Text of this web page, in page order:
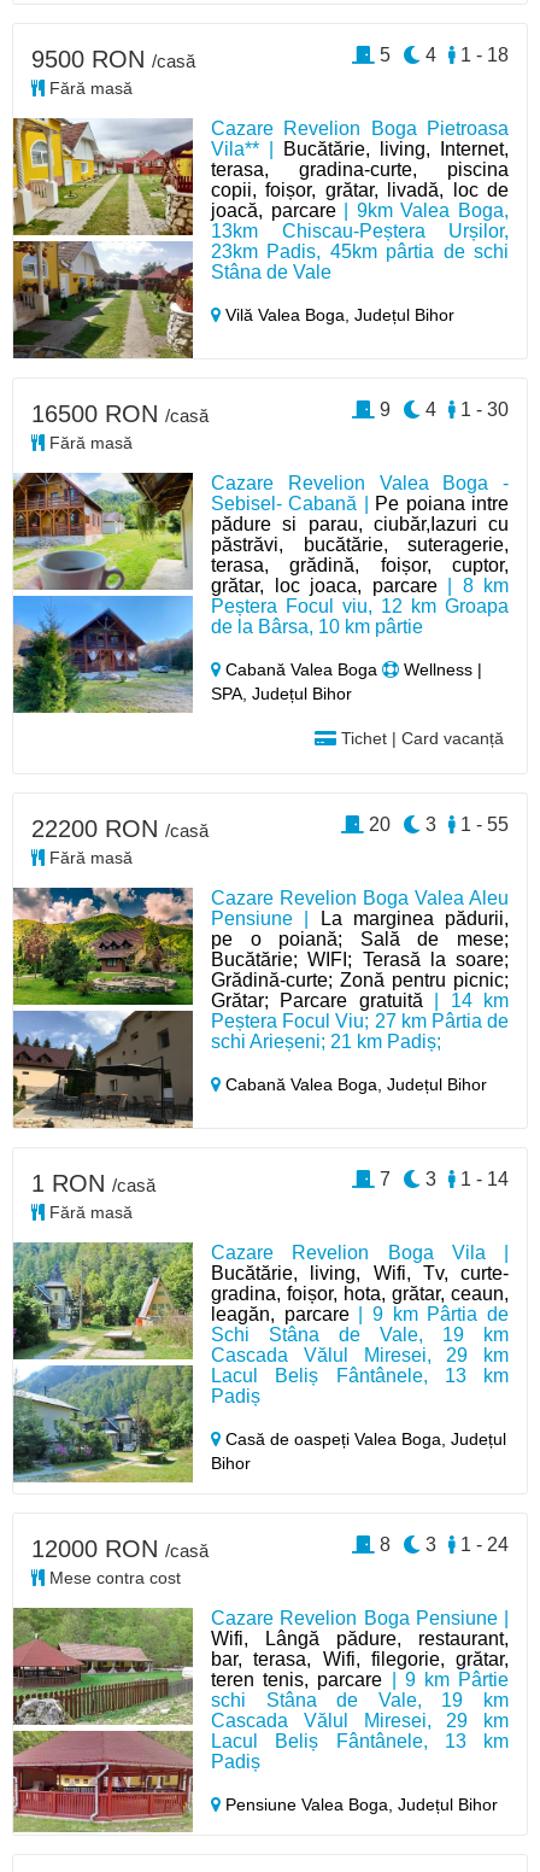
Cazare Revelion Boga Pietroasa
Vila** |
Bucătărie, living, Internet,
terasa, gradina-curte, piscina
copii, foișor, grătar, livadă, loc de
joacă, parcare| 9km Valea Boga,
13km Chiscau-Peștera Urșilor,
23km Padis, 45km pârtia de schi
Stâna de Vale
Vilă Valea Boga,Județul Bihor
9500 RON /casă
Fără masă
1 - 18
4
5
Cazare Revelion Valea Boga -
Sebisel- Cabană |
Pe poiana intre
pădure si parau, ciubăr,Iazuri cu
păstrăvi, bucătărie, suteragerie,
terasa, grădină, foișor, cuptor,
grătar, loc joaca, parcare| 8 km
Peștera Focul viu, 12 km Groapa
de la Bârsa, 10 km pârtie
Cabană Valea Boga
Wellness |
SPA, Județul Bihor
Tichet | Card vacanță
16500 RON /casă
Fără masă
1 - 30
4
9
Cazare Revelion Boga Valea Aleu
Pensiune |
La marginea pădurii,
pe o poiană; Sală de mese;
Bucătărie; WIFI; Terasă la soare;
Grădină-curte; Zonă pentru picnic;
Grătar; Parcare gratuită | 14 km
Peștera Focul Viu; 27 km Pârtia de
schi Arieșeni; 21 km Padiș;
Cabană Valea Boga,Județul Bihor
22200 RON /casă
Fără masă
1 - 55
3
20
Cazare Revelion Boga Vila |
Bucătărie, living, Wifi, Tv, curte-
gradina, foișor, hota, grătar, ceaun,
leagăn, parcare| 9 km Pârtia de
Schi Stâna de Vale, 19 km
Cascada Vălul Miresei, 29 km
Lacul Beliș Fântânele, 13 km
Padiș
Casă de oaspeți Valea Boga,Județul
Bihor
1 RON /casă
Fără masă
1 - 14
3
7
Cazare Revelion Boga Pensiune |
Wifi, Lângă pădure, restaurant,
bar, terasa, Wifi, filegorie, grătar,
teren tenis, parcare | 9 km Pârtie
schi Stâna de Vale, 19 km
Cascada Vălul Miresei, 29 km
Lacul Beliș Fântânele, 13 km
Padiș
Pensiune Valea Boga,Județul Bihor
12000 RON /casă
Mese contra cost
1 - 24
3
8